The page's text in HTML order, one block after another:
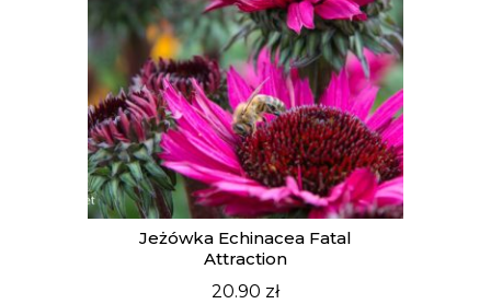
Jeżówka Echinacea Fatal
Attraction
20.90 zł